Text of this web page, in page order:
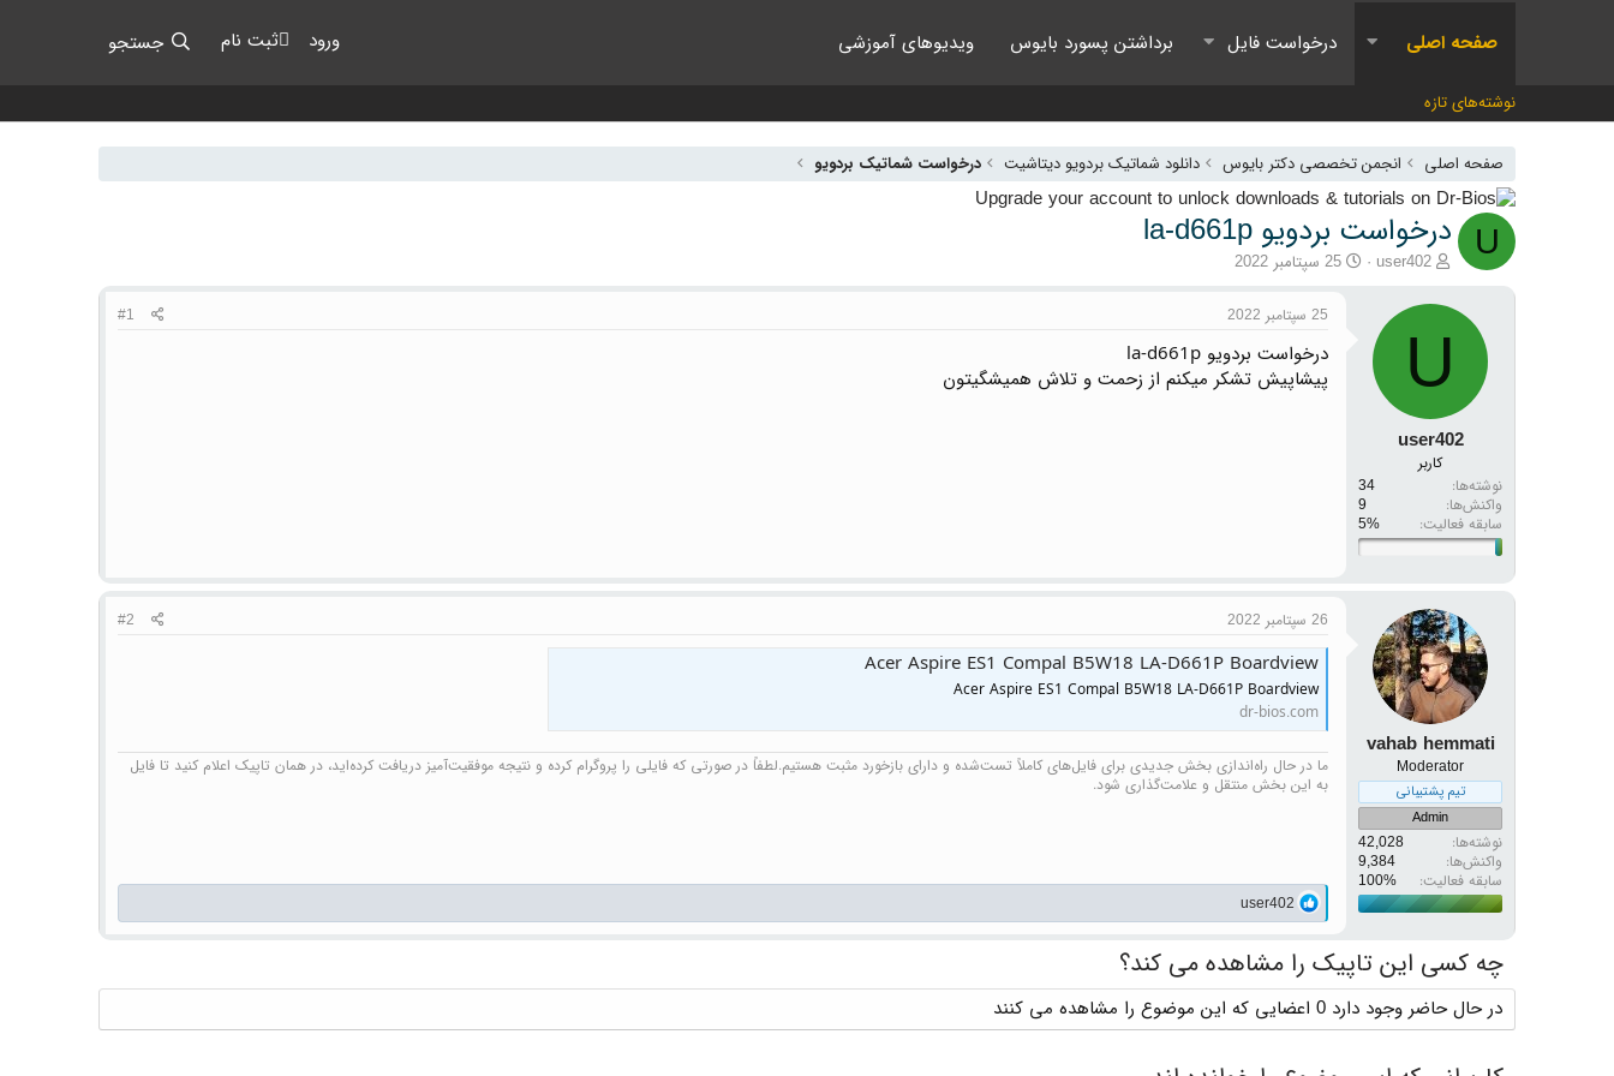
صفحه اصلی درخواست فایل برداشتن پسورد بایوس ویدیوهای آموزشی ورود ثبت نام جستجو
نوشته‌های تازه
صفحه اصلی انجمن تخصصی دکتر بایوس دانلود شماتیک بردویو دیتاشیت درخواست شماتیک بردویو
U درخواست بردویو la-d661p
آغازگر گفتمان
user402 تاریخ شروع
25 سپتامبر 2022
U
user402
کاربر
نوشته‌ها
34
واکنش‌ها
9
سابقه فعالیت:
25 سپتامبر 2022 #1
درخواست بردویو la-d661p
پیشاپیش تشکر میکنم از زحمت و تلاش همیشگیتون
vahab hemmati
Moderator
تیم پشتیبانی
Admin
نوشته‌ها
42,028
واکنش‌ها
9,384
سابقه فعالیت:
26 سپتامبر 2022 #2
Acer Aspire ES1 Compal B5W18 LA-D661P Boardview
Acer Aspire ES1 Compal B5W18 LA-D661P Boardview
dr-bios.com
ما در حال راه‌اندازی بخش جدیدی برای فایل‌های کاملاً تست‌شده و دارای بازخورد مثبت هستیم.لطفاً در صورتی که فایلی را پروگرام کرده و نتیجه موفقیت‌آمیز دریافت کرده‌اید، در همان تاپیک اعلام کنید تا فایل
به این بخش منتقل و علامت‌گذاری شود.
واکنش‌ها:
user402
چه کسی این تاپیک را مشاهده می کند؟
در حال حاضر وجود دارد 0 اعضایی که این موضوع را مشاهده می کنند